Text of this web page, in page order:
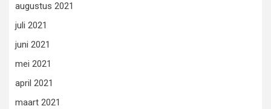
augustus 2021
juli 2021
juni 2021
mei 2021
april 2021
maart 2021